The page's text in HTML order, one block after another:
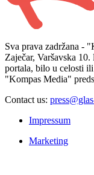
Sva prava zadržana -
Zaječar, Varšavska
portala, bilo u celosti
"Kompas Media"
Contact us:
Impressum
Marketing